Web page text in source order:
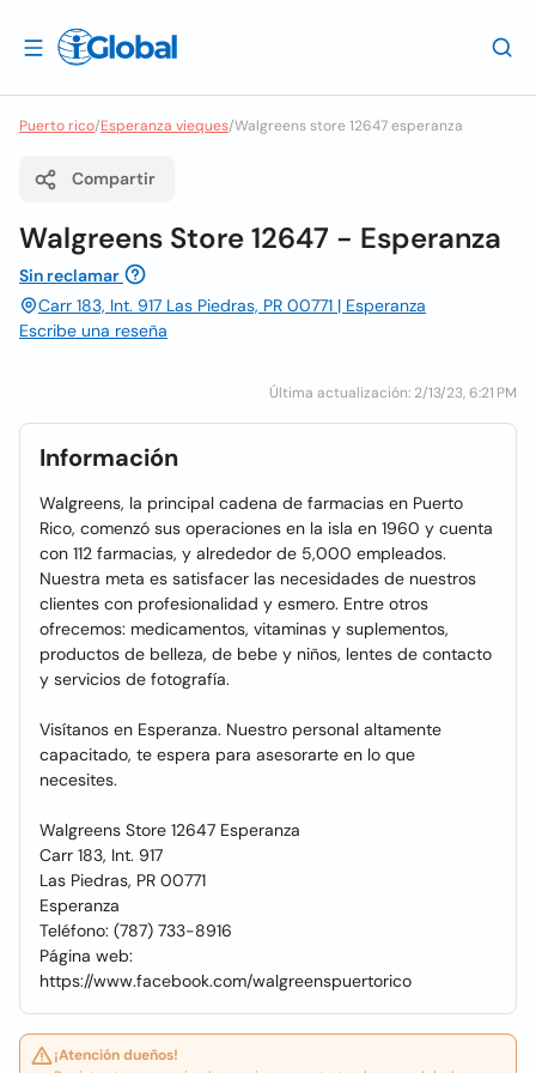
Puerto rico/Esperanza vieques/Walgreens store 12647 esperanza
Compartir
Walgreens Store 12647 - Esperanza
Sin reclamar
Carr 183, Int. 917 Las Piedras, PR 00771 | Esperanza
Escribe una reseña
Última actualización: 2/13/23, 6:21 PM
Información
Walgreens, la principal cadena de farmacias en Puerto
Rico, comenzó sus operaciones en la isla en 1960 y cuenta
con 112 farmacias, y alrededor de 5,000 empleados.
Nuestra meta es satisfacer las necesidades de nuestros
clientes con profesionalidad y esmero. Entre otros
ofrecemos: medicamentos, vitaminas y suplementos,
productos de belleza, de bebe y niños, lentes de contacto
y servicios de fotografía.
Visítanos en Esperanza. Nuestro personal altamente
capacitado, te espera para asesorarte en lo que
necesites.
Walgreens Store 12647 Esperanza
Carr 183, Int. 917
Las Piedras, PR 00771
Esperanza
Teléfono: (787) 733-8916
Página web:
https://www.facebook.com/walgreenspuertorico
¡Atención dueños!